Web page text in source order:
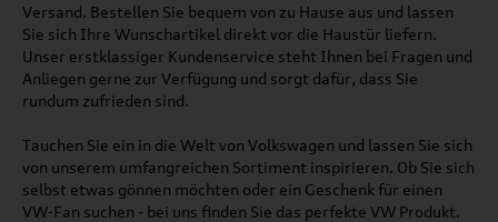
Versand. Bestellen Sie bequem von zu Hause aus und lassen
Sie sich Ihre Wunschartikel direkt vor die Haustür liefern.
Unser erstklassiger Kundenservice steht Ihnen bei Fragen und
Anliegen gerne zur Verfügung und sorgt dafür, dass Sie
rundum zufrieden sind.
Tauchen Sie ein in die Welt von Volkswagen und lassen Sie sich
von unserem umfangreichen Sortiment inspirieren. Ob Sie sich
selbst etwas gönnen möchten oder ein Geschenk für einen
VW-Fan suchen - bei uns finden Sie das perfekte VW Produkt.